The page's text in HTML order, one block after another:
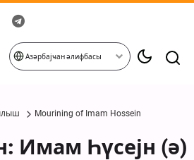
Азәрбајҹан әлифбасы
Mourining of Imam Hossein
Имам Һүсејн (ә)